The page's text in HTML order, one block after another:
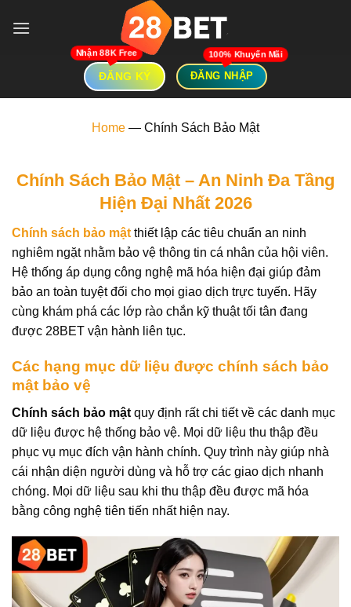
ĐĂNG KÝ ĐĂNG NHẬP
Home — Chính Sách Bảo Mật
Chính Sách Bảo Mật – An Ninh Đa Tầng
Hiện Đại Nhất 2026
Chính sách bảo mật thiết lập các tiêu chuẩn an ninh
nghiêm ngặt nhằm bảo vệ thông tin cá nhân của hội viên.
Hệ thống áp dụng công nghệ mã hóa hiện đại giúp đảm
bảo an toàn tuyệt đối cho mọi giao dịch trực tuyến. Hãy
cùng khám phá các lớp rào chắn kỹ thuật tối tân đang
được 28BET vận hành liên tục.
Các hạng mục dữ liệu được chính sách bảo
mật bảo vệ
Chính sách bảo mật quy định rất chi tiết về các danh mục
dữ liệu được hệ thống bảo vệ. Mọi dữ liệu thu thập đều
phục vụ mục đích vận hành chính. Quy trình này giúp nhà
cái nhận diện người dùng và hỗ trợ các giao dịch nhanh
chóng. Mọi dữ liệu sau khi thu thập đều được mã hóa
bằng công nghệ tiên tiến nhất hiện nay.